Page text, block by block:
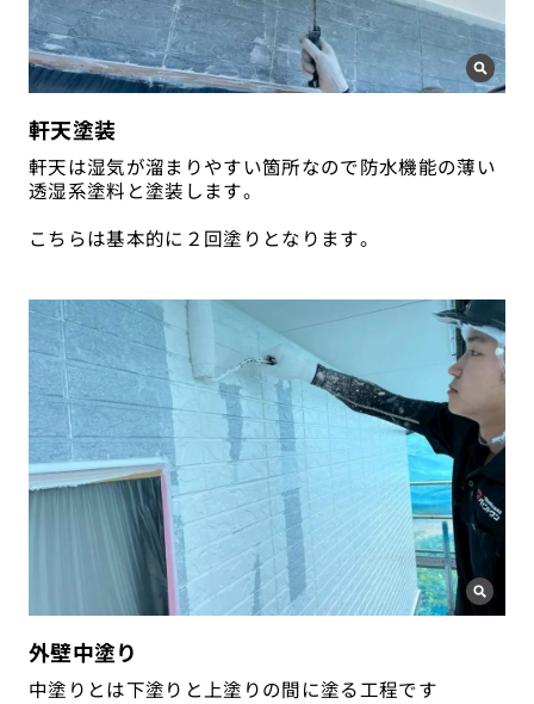
軒天塗装
軒天は湿気が溜まりやすい箇所なので防水機能の薄い
透湿系塗料と塗装します。
こちらは基本的に２回塗りとなります。
外壁中塗り
中塗りとは下塗りと上塗りの間に塗る工程です